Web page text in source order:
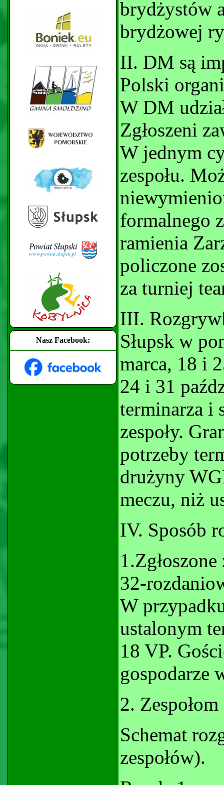
Nasz Facebook:
brydżystów
brydżowej
II. DM są
Polski
W DM
Zgłoszeni
W jednym
zespołu.
formalnego
ramienia
policzone
za turniej
III.
Słupsk w
marca, 18 i
24 i 31
terminarza i
zespoły.
potrzeby
drużyny
meczu, niż
IV. Sposób
32-
W
ustalonym
18 VP.
gospodarze
2.
Schemat
zespołów).